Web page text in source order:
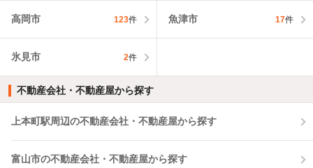
高岡市 123件 魚津市 17件
氷見市 2件
不動産会社・不動産屋から探す
上本町駅周辺の不動産会社・不動産屋から探す
富山市の不動産会社・不動産屋から探す